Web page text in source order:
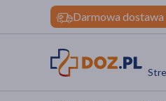
Darmowa